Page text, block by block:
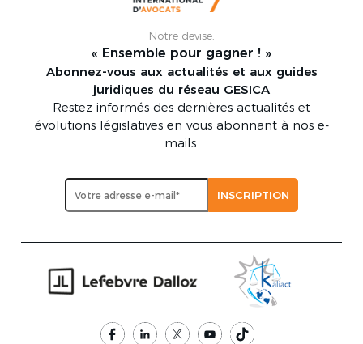
Notre devise:
« Ensemble pour gagner ! »
Abonnez-vous aux actualités et aux guides
juridiques du réseau GESICA
Restez informés des dernières actualités et
évolutions législatives en vous abonnant à nos e-
mails.